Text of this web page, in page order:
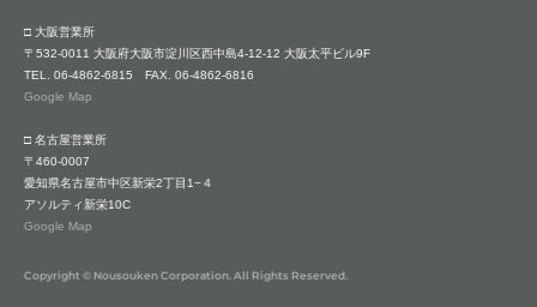
□ 大阪営業所
〒532-0011 大阪府大阪市淀川区西中島4-12-12 大阪太平ビル9F
TEL. 06-4862-6815 FAX. 06-4862-6816
Google Map
□ 名古屋営業所
〒460-0007
愛知県名古屋市中区新栄2丁目1−４
アソルティ新栄10C
Google Map
Copyright © Nousouken Corporation. All Rights Reserved.